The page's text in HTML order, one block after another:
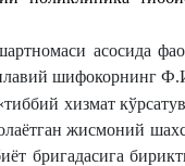
асосида
шифокорнинг
хизмат
жисмоний
бригадасига